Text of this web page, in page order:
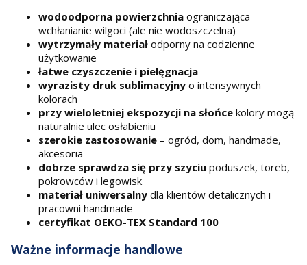
wodoodporna powierzchnia ograniczająca
wchłanianie wilgoci (ale nie wodoszczelna)
wytrzymały materiał odporny na codzienne
użytkowanie
łatwe czyszczenie i pielęgnacja
wyrazisty druk sublimacyjny o intensywnych
kolorach
przy wieloletniej ekspozycji na słońce kolory mogą
naturalnie ulec osłabieniu
szerokie zastosowanie – ogród, dom, handmade,
akcesoria
dobrze sprawdza się przy szyciu poduszek, toreb,
pokrowców i legowisk
materiał uniwersalny dla klientów detalicznych i
pracowni handmade
certyfikat OEKO-TEX Standard 100
Ważne informacje handlowe